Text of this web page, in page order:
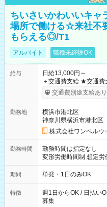
ちいさいかわいいキャ
場所で働ける☆来社不
もらえる◎/T1
アルバイト 職種未経験OK
給与
日給13,000円～
＋交通費支給 ★交通費全額支給！ ┗案件により規定あり ★日払
いOK！（規定あり）
ンビニATMから 日払い分を引
交通費別途支給あり
勤務地
横浜市港北区
神奈川県横浜市港北区
株式会社ワンベルウ
勤務時間
勤務時間は指定なし
変形労働時間制 想定労働時間160時
～21：00
期間 単発・1日のみOK
特徴
週1日からOK / 日払い
募集